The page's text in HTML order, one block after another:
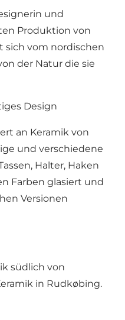
und
Produktion von
sich vom nordischen
der Natur die sie
Design
an Keramik von
und verschiedene
Halter, Haken
Farben glasiert und
Versionen
südlich von
in Rudkøbing.